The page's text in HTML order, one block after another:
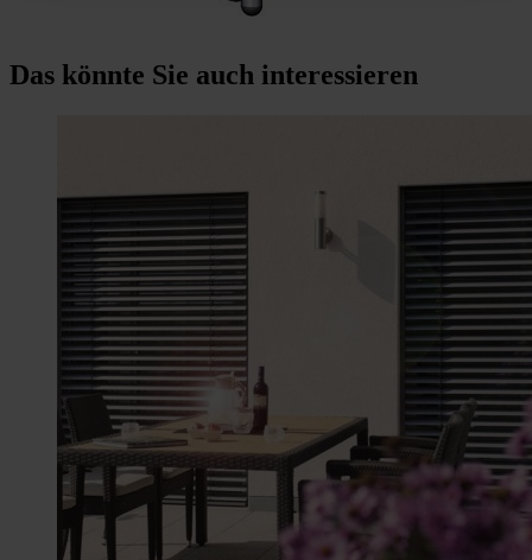
Das könnte Sie auch interessieren